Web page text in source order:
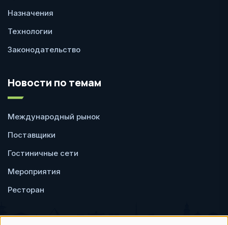
Назначения
Технологии
Законодательство
Новости по темам
Международный рынок
Поставщики
Гостиничные сети
Мероприятия
Ресторан